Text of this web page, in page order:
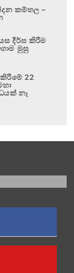
කම්හල –
දීර්ඝ කිරීම
මුසු
22
නෑ